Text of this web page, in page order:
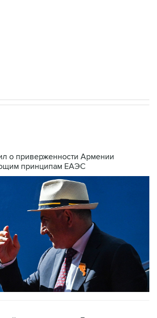
ночью: пятница, 7 августа
около 20 ранены при
в Таиланде